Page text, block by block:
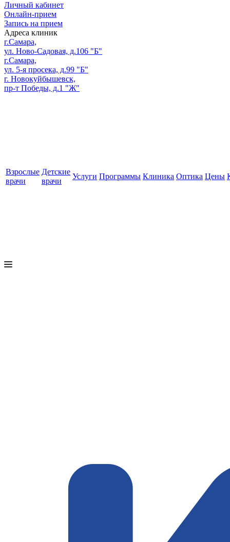
Личный кабинет
Онлайн-прием
Запись на прием
Адреса клиник
г.Самара,
ул. Ново-Садовая, д.106 "Б"
г.Самара,
ул. 5-я просека, д.99 "Б"
г. Новокуйбышевск,
пр-т Победы, д.1 "Ж"
Взрослые
врачи
Детские
врачи
Услуги Программы Клиника Оптика Цены